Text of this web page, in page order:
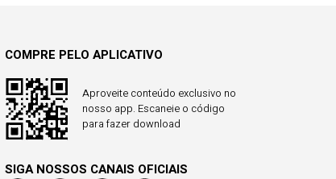
COMPRE PELO APLICATIVO
Aproveite conteúdo exclusivo no
nosso app. Escaneie o código
para fazer download
SIGA NOSSOS CANAIS OFICIAIS